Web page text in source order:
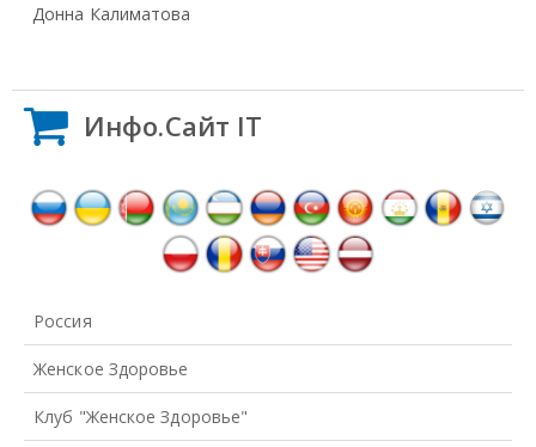
Донна Калиматова
Инфо.Сайт IT
Россия
Женское Здоровье
Клуб "Женское Здоровье"